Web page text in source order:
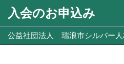
入会のお申込み
公益社団法人 瑞浪市シルバー人